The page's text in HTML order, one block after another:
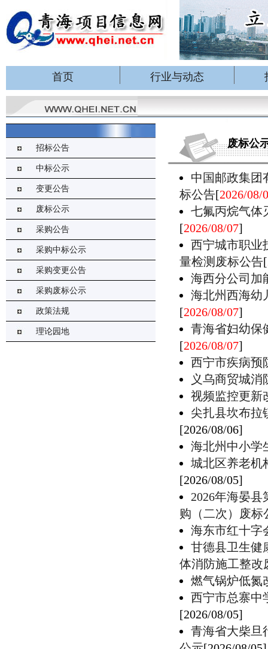
首页 行业与动态
招标公告
中标公示
变更公告
废标公示
采购公告
采购中标公示
采购变更公告
采购废标公示
政策法规
理论园地
废标公
中国邮政集团
标公告[2026/08/
七氟丙烷气体
[2026/08/07]
西宁城市职业
量检测废标公告[
海西分公司加
海北州西海幼
[2026/08/07]
青海省妇幼保
[2026/08/07]
西宁市疾病预
义乌商贸城
视频监控更新
尖扎县坎布拉
[2026/08/06]
海北州中小学
城北区养老机
[2026/08/05]
2026年海晏
购（二次）废标
海东市红十字
甘德县卫生健
体消防施工整改
燃气锅炉低氮
西宁市总寨中
[2026/08/05]
青海省大柴旦